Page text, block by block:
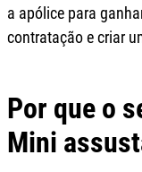
a apólice para
contratação e criar
Por que o
Mini